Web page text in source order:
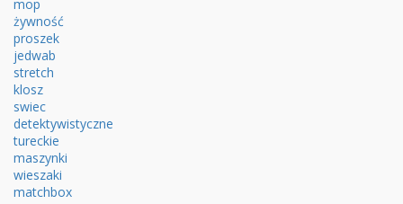
mop
żywność
proszek
jedwab
stretch
klosz
swiec
detektywistyczne
tureckie
maszynki
wieszaki
matchbox